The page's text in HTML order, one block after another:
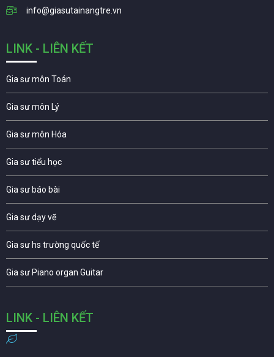
info@giasutainangtre.vn
LINK - LIÊN KẾT
Gia sư môn Toán
Gia sư môn Lý
Gia sư môn Hóa
Gia sư tiểu học
Gia sư báo bài
Gia sư dạy vẽ
Gia sư hs trường quốc tế
Gia sư Piano organ Guitar
LINK - LIÊN KẾT